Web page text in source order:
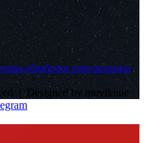
обработки персональных
|Designed by muvikone